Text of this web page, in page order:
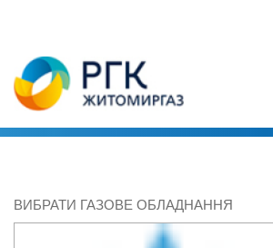
ВИБРАТИ ГАЗОВЕ ОБЛАДНАННЯ